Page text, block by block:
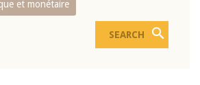
et monétaire